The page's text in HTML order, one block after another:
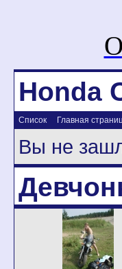
Honda
Список Главная
Вы не